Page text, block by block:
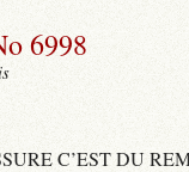
6998
C’EST DU